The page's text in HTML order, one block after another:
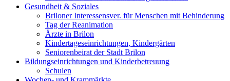
Gesundheit & Soziales
Briloner Interessensver. für Menschen mit Behinderung
Tag der Reanimation
Ärzte in Brilon
Kindertageseinrichtungen, Kindergärten
Seniorenbeirat der Stadt Brilon
Bildungseinrichtungen und Kinderbetreuung
Schulen